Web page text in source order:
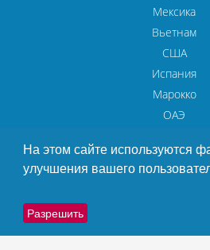
Мексика
Вьетнам
США
Испания
Марокко
ОАЭ
© Copyright 1993 - 2026 Codix
Конфиденциальность
На этом сайте используются
улучшения вашего
Разрешить